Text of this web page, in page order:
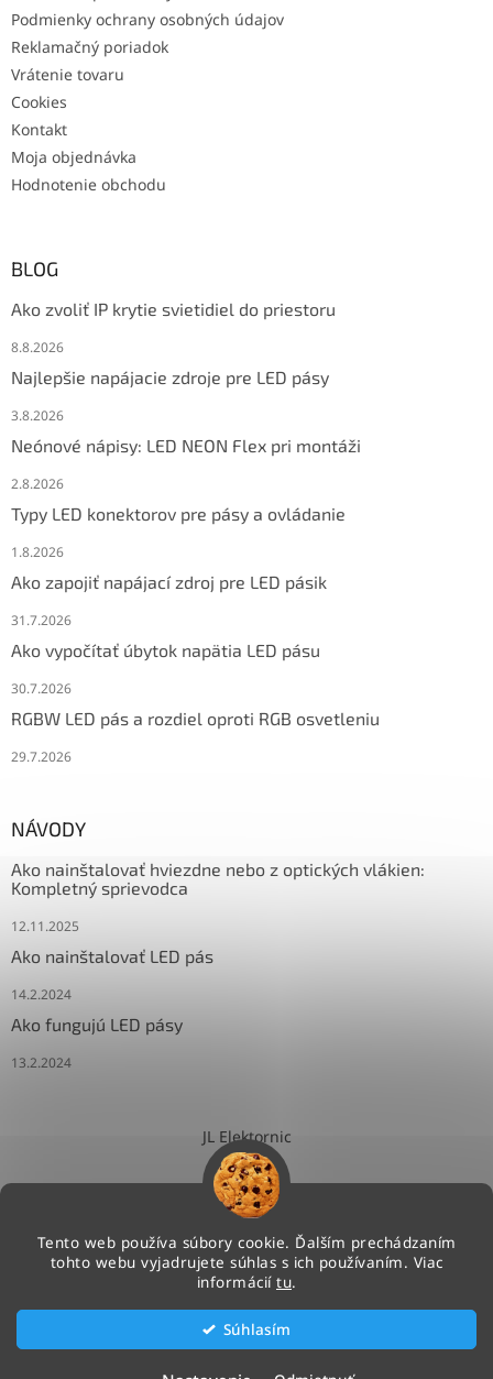
Tento web používa súbory cookie. Ďalším prechádzaním
tohto webu vyjadrujete súhlas s ich používaním. Viac
informácií tu.
Súhlasím
Podmienky ochrany osobných údajov
Reklamačný poriadok
Vrátenie tovaru
Cookies
Kontakt
Moja objednávka
Hodnotenie obchodu
BLOG
Ako zvoliť IP krytie svietidiel do priestoru
8.8.2026
Najlepšie napájacie zdroje pre LED pásy
3.8.2026
Neónové nápisy: LED NEON Flex pri montáži
2.8.2026
Typy LED konektorov pre pásy a ovládanie
1.8.2026
Ako zapojiť napájací zdroj pre LED pásik
31.7.2026
Ako vypočítať úbytok napätia LED pásu
30.7.2026
RGBW LED pás a rozdiel oproti RGB osvetleniu
29.7.2026
NÁVODY
Ako nainštalovať hviezdne nebo z optických vlákien:
Kompletný sprievodca
12.11.2025
Ako nainštalovať LED pás
14.2.2024
Ako fungujú LED pásy
13.2.2024
JL Elektornic
Vytvoril Shoptet